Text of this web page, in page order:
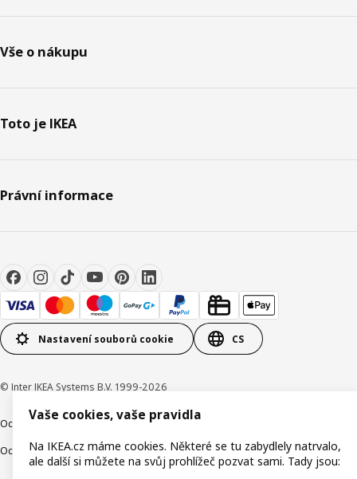
Vše o nákupu
Toto je IKEA
Právní informace
Nastavení souborů cookie CS
© Inter IKEA Systems B.V. 1999-2026
Ochrana osobních údajů Cookies Společně bezpečně
Ochrana Oznamovatelů
Vaše cookies, vaše pravidla
Na IKEA.cz máme cookies. Některé se tu zabydlely natrvalo,
ale další si můžete na svůj prohlížeč pozvat sami. Tady jsou: